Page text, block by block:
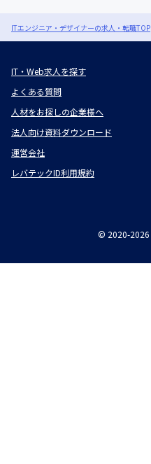
ITエンジニア・デザイナーの求人・転職TOP
IT・Web求人を探す
よくある質問
人材をお探しの企業様へ
法人向け資料ダウンロード
運営会社
レバテックID利用規約
© 2020-2026